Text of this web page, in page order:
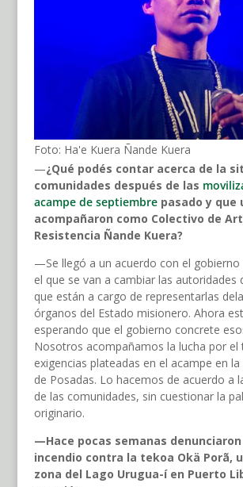
Foto: Ha'e Kuera Ñande Kuera
—¿Qué podés contar acerca de la
comunidades después de las
acampe de septiembrepasado y que
acompañaron como Colectivo de
Resistencia Ñande Kuera?
—Se llegó a un acuerdo con el gobierno
el que se van a cambiar las autoridades
que están a cargo de representarlas
órganos del Estado misionero. Ahora
esperando que el gobierno concrete
Nosotros acompañamos la lucha por el
exigencias plateadas en el acampe en
de Posadas. Lo hacemos de acuerdo a
de las comunidades, sin cuestionar la
originario.
—Hace pocas semanas
incendio contra la tekoa Okä Porã,
zona del Lago Urugua-í en Puerto